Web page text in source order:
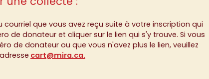
courriel que vous avez reçu suite à votre inscription qui
de donateur et cliquer sur le lien qui s'y trouve. Si vous
de donateur ou que vous n'avez plus le lien, veuillez
cart@mira.ca.